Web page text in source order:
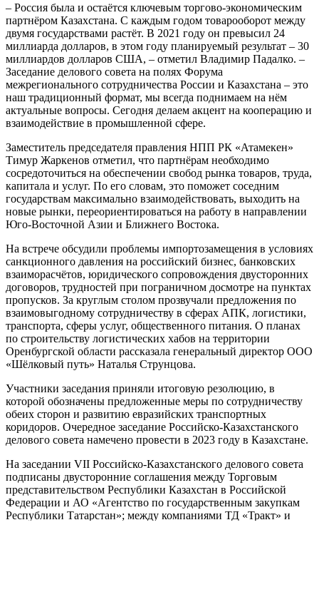
– Россия была и остаётся ключевым торгово-экономическим
партнёром Казахстана. С каждым годом товарооборот между
двумя государствами растёт. В 2021 году он превысил 24
миллиарда долларов, в этом году планируемый результат – 30
миллиардов долларов США, – отметил Владимир Падалко. –
Заседание делового совета на полях Форума
межрегионального сотрудничества России и Казахстана – это
наш традиционный формат, мы всегда поднимаем на нём
актуальные вопросы. Сегодня делаем акцент на кооперацию и
взаимодействие в промышленной сфере.
Заместитель председателя правления НПП РК «Атамекен»
Тимур Жаркенов отметил, что партнёрам необходимо
сосредоточиться на обеспечении свобод рынка товаров, труда,
капитала и услуг. По его словам, это поможет соседним
государствам максимально взаимодействовать, выходить на
новые рынки, переориентироваться на работу в направлении
Юго-Восточной Азии и Ближнего Востока.
На встрече обсудили проблемы импортозамещения в условиях
санкционного давления на российский бизнес, банковских
взаиморасчётов, юридического сопровождения двусторонних
договоров, трудностей при пограничном досмотре на пунктах
пропусков. За круглым столом прозвучали предложения по
взаимовыгодному сотрудничеству в сферах АПК, логистики,
транспорта, сферы услуг, общественного питания. О планах
по строительству логистических хабов на территории
Оренбургской области рассказала генеральный директор ООО
«Шёлковый путь» Наталья Струнцова.
Участники заседания приняли итоговую резолюцию, в
которой обозначены предложенные меры по сотрудничеству
обеих сторон и развитию евразийских транспортных
коридоров. Очередное заседание Российско-Казахстанского
делового совета намечено провести в 2023 году в Казахстане.
На заседании VII Российско-Казахстанского делового совета
подписаны двусторонние соглашения между Торговым
представительством Республики Казахстан в Российской
Федерации и АО «Агентство по государственным закупкам
Республики Татарстан»; между компаниями ТД «Тракт» и